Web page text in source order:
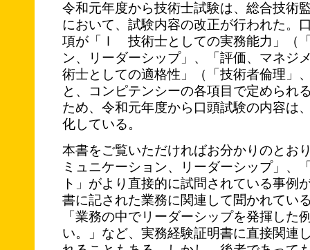
令和元年度から技術士試験は、総合技術
において、試験内容の改正が行われた。
項が「Ⅰ 技術士としての実務能力」（
ン、リーダーシップ」、「評価、マネ
術士としての適格性」（「技術者倫理」
と、コンピテンシーの各項目で定められ
ため、令和元年度から口頭試験の内容は
化している。
本書をご覧いただければお分かりのとお
ミュニケーション、リーダーシップ」、
ト」がより直接的に試問されている事例
書に記された業務に関連して聞かれてい
「業務の中でリーダーシップを発揮した
い。」など、実務経験証明書に直接関連